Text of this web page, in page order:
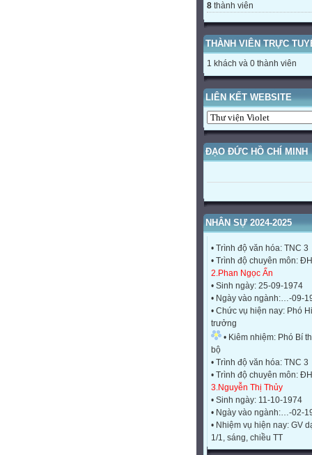
8 thành viên
THÀNH VIÊN TRỰC
1 khách và 0 thành viên
LIÊN KẾT WEBSITE
ĐẠO ĐỨC HỒ CHÍ MINH
NHÂN SỰ 2024-2025
• Ngày vào ngành:…-9-
• Chức vụ hiện nay: Hiệu
• Trình độ văn hóa: TNC 3
2.Phan Ngọc Ẩn
• Sinh ngày: 25-09-1974
• Ngày vào ngành:…-09-
• Chức vụ hiện nay: Phó
trưởng
• Kiêm nhiệm: Phó Bí
bộ
• Trình độ văn hóa: TNC 3
• Trình độ chuyên môn:
3.Nguyễn Thị Thủy
• Sinh ngày: 11-10-1974
• Ngày vào ngành:…-02-
• Nhiệm vụ hiện nay: GV
1/1, sáng, chiều TT
• Trình độ văn hóa: TNC 3
• Trình độ chuyên môn: